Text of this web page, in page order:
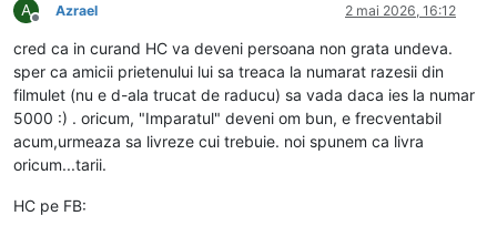
A
Deconectat
Azrael 2 mai 2026, 16:12
cred ca in curand HC va deveni persoana non grata undeva.
sper ca amicii prietenului lui sa treaca la numarat razesii din
filmulet (nu e d-ala trucat de raducu) sa vada daca ies la numar
5000 :) . oricum, "Imparatul" deveni om bun, e frecventabil
acum,urmeaza sa livreze cui trebuie. noi spunem ca livra
oricum...tarii.
HC pe FB: